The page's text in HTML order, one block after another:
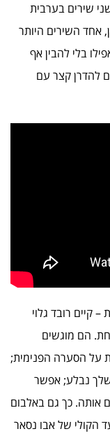
שירים בערבית
אחד השירים היותר
בלי להבין אף
להדרן קצר עם
קיים רובד גלוי
הם מוגשים
על הסערה הפנימית;
נבלע; אפשר
אותה. כך גם באלבום
הקולי של אבו נסאר